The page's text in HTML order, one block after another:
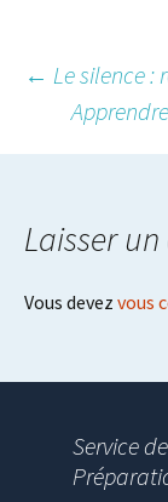
Post
← Le silence :
Laisser
Vous devez vous
Service de